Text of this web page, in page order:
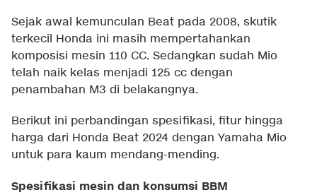
Sejak awal kemunculan Beat pada 2008, skutik
terkecil Honda ini masih mempertahankan
komposisi mesin 110 CC. Sedangkan sudah Mio
telah naik kelas menjadi 125 cc dengan
penambahan M3 di belakangnya.
Berikut ini perbandingan spesifikasi, fitur hingga
harga dari Honda Beat 2024 dengan Yamaha Mio
untuk para kaum mendang-mending.
Spesifikasi mesin dan konsumsi BBM